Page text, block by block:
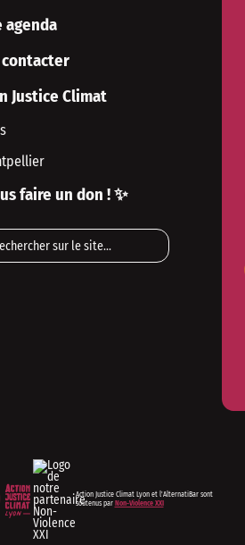
agenda
contacter
Justice Climat
faire un don ! ✨
Action Justice Climat Lyon et l'AlternatiBar sont
soutenus par Non-Violence XXI